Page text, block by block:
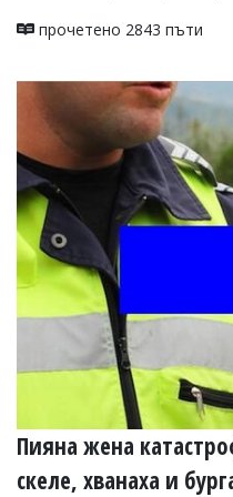
прочетено 2843 пъти
Пияна жена
скеле, хванаха и